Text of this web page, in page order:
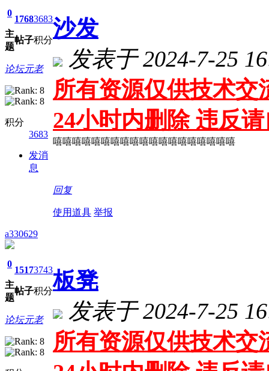
0
主
题
1768
帖子
3683
积分
论坛元老
积分
3683
发消
息
沙发
发表于 2024-7-25
所有资源仅供技术交
24小时内删除 违反
嘻嘻嘻嘻嘻嘻嘻嘻嘻嘻嘻嘻嘻嘻嘻嘻嘻嘻嘻
回复
使用道具 举报
a330629
0
主
题
1517
帖子
3743
积分
论坛元老
板凳
发表于 2024-7-25
所有资源仅供技术交